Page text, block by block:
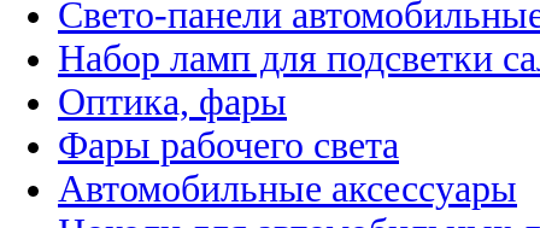
Свето-панели
Набор ламп для подсветки
Оптика, фары
Фары рабочего света
Автомобильные аксессуары